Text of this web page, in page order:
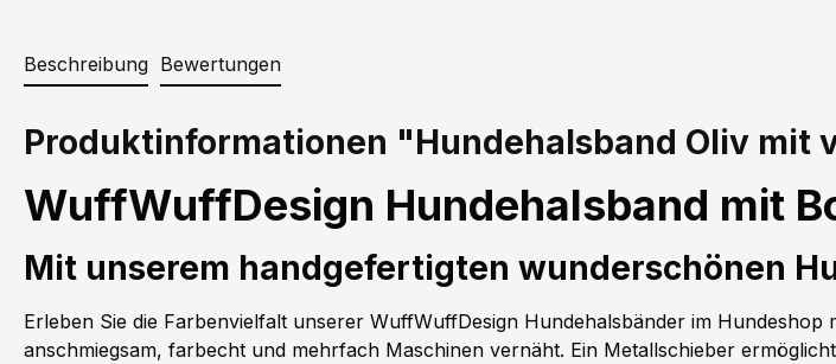
Beschreibung Bewertungen
Produktinformationen "Hundehalsband Oliv mit
WuffWuffDesign Hundehalsband mit
Mit unserem handgefertigten wunderschönen
Erleben Sie die Farbenvielfalt unserer WuffWuffDesign Hundehalsbänder im
anschmiegsam, farbecht und mehrfach Maschinen vernäht. Ein Metallschieber